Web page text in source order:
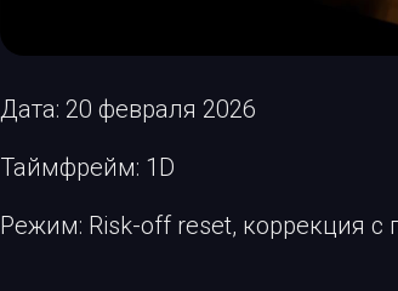
Дата: 20 февраля 2026
Таймфрейм: 1D
Режим: Risk-off reset, коррекция с